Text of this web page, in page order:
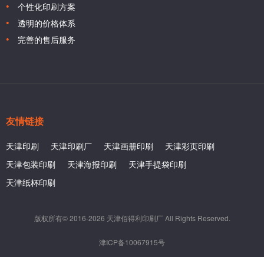
个性化印刷方案
透明的价格体系
完善的售后服务
友情链接
天津印刷 天津印刷厂 天津画册印刷
天津彩页印刷
天津包装印刷
天津海报印刷
天津手提袋印刷
天津纸杯印刷
版权所有© 2016-2026 天津佰得利印刷厂 All Rights Reserved.
津ICP备10067915号